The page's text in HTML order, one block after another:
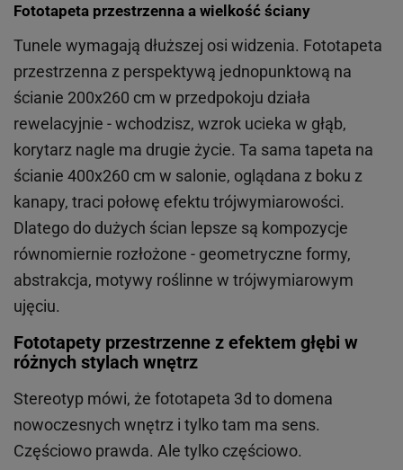
Fototapeta przestrzenna a wielkość ściany
Tunele wymagają dłuższej osi widzenia. Fototapeta
przestrzenna z perspektywą jednopunktową na
ścianie 200x260 cm w przedpokoju działa
rewelacyjnie - wchodzisz, wzrok ucieka w głąb,
korytarz nagle ma drugie życie. Ta sama tapeta na
ścianie 400x260 cm w salonie, oglądana z boku z
kanapy, traci połowę efektu trójwymiarowości.
Dlatego do dużych ścian lepsze są kompozycje
równomiernie rozłożone - geometryczne formy,
abstrakcja, motywy roślinne w trójwymiarowym
ujęciu.
Fototapety przestrzenne z efektem głębi w
różnych stylach wnętrz
Stereotyp mówi, że fototapeta 3d to domena
nowoczesnych wnętrz i tylko tam ma sens.
Częściowo prawda. Ale tylko częściowo.